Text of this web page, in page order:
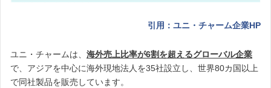
引用：ユニ・チャーム企業HP
ユニ・チャームは、 海外売上比率が6割を超えるグローバル企業
で、アジアを中心に海外現地法人を35社設立し、世界80カ国以上
で同社製品を販売しています。